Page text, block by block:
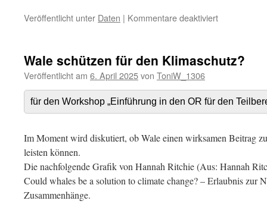
Veröffentlicht unter Daten | Kommentare deaktiviertfür
Wale schützen für den Klimaschutz?
Veröffentlicht am 6. April 2025von ToniW_1306
für den Workshop „Einführung in den OR für den
Im Moment wird diskutiert, ob Wale einen wirksamen Beitrag
leisten können.
Die nachfolgende Grafik von Hannah Ritchie (Aus: Hannah
Could whales be a solution to climate change? – Erlaubnis zur
Zusammenhänge.